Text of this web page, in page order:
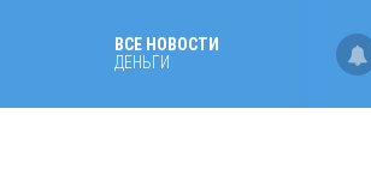
ВСЕ НОВОСТИ
ДЕНЬГИ